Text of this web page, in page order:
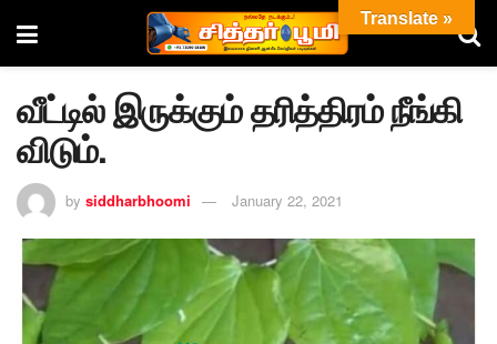
வீட்டில் இருக்கும் தரித்திரம் நீங்கி
விடும்.
by siddharbhoomi January 22, 2021
Translate »